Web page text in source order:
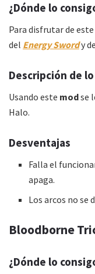
¿Dónde lo
Para disfrutar de este
del Energy Swordy
Descripción de
Usando este modse
Halo.
Desventajas
Falla el
apaga.
Los arcos no se
Bloodborne
¿Dónde lo